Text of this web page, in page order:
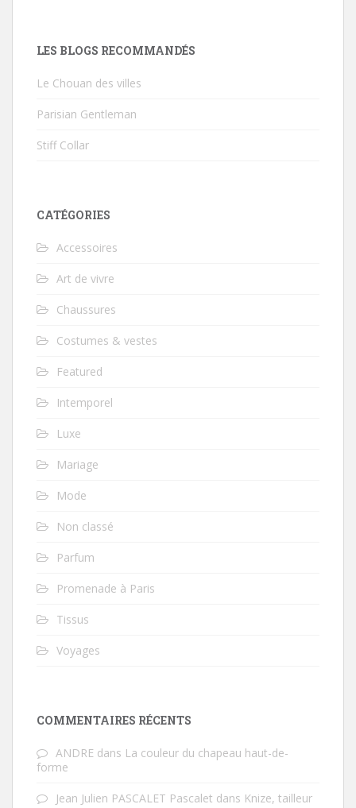
LES BLOGS RECOMMANDÉS
Le Chouan des villes
Parisian Gentleman
Stiff Collar
CATÉGORIES
Accessoires
Art de vivre
Chaussures
Costumes & vestes
Featured
Intemporel
Luxe
Mariage
Mode
Non classé
Parfum
Promenade à Paris
Tissus
Voyages
COMMENTAIRES RÉCENTS
ANDRE dans La couleur du chapeau haut-de-
forme
Jean Julien PASCALET Pascalet dans Knize, tailleur